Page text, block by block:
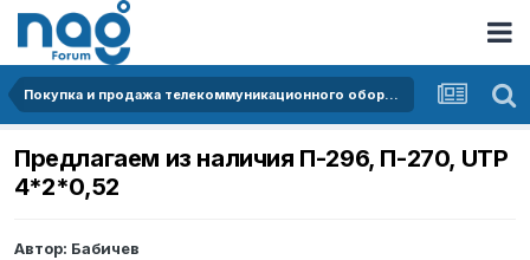
Покупка и продажа телекоммуникационного оборудования
Предлагаем из наличия П-296, П-270, UTP
4*2*0,52
Автор: Бабичев